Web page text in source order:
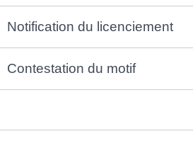
Notification du licenciement
Contestation du motif